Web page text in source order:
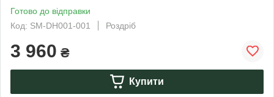
Готово до відправки
Код: SM-DH001-001
Роздріб
3 960 ₴
Купити